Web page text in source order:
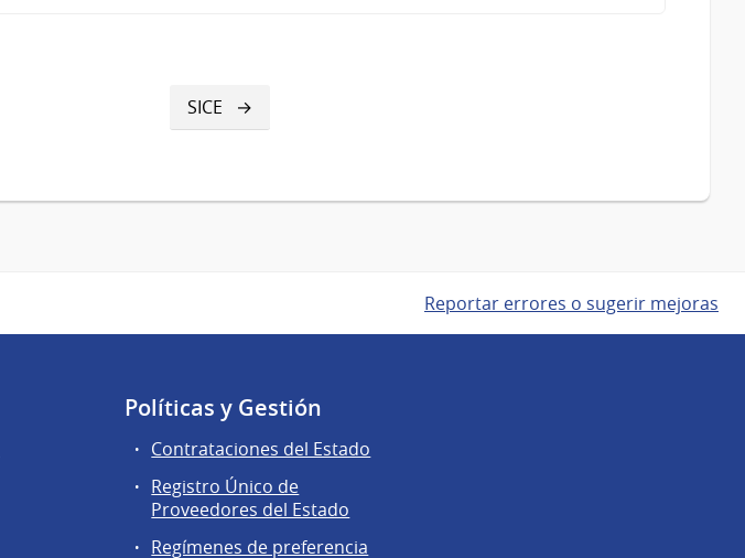
SICE
Reportar errores o sugerir mejoras
Políticas y Gestión
Contrataciones del Estado
Registro Único de
Proveedores del Estado
Regímenes de preferencia